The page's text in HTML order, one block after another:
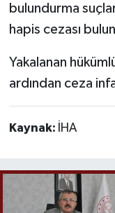
bulundurma
hapis cezası
Yakalanan
ardından ceza
Kaynak: İHA